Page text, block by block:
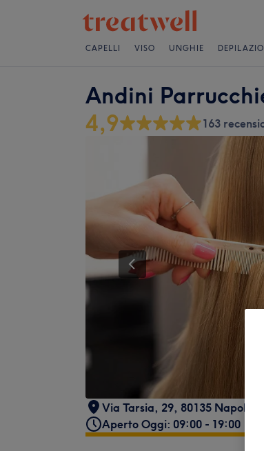
CAPELLI VISO UNGHIE
Andini
4,9 163
Via Tarsia, 29, 80135 Napoli
Aperto Oggi: 09:00 - 19:00